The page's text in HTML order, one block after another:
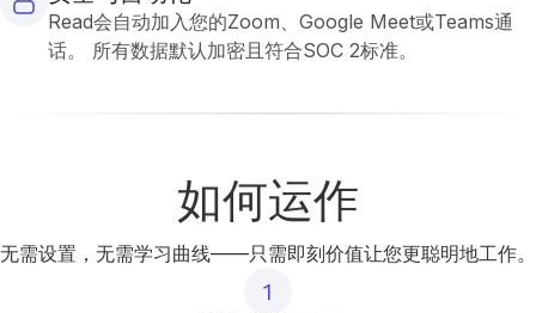
Read会自动加入您的Zoom、Google Meet或Teams通
话。 所有数据默认加密且符合SOC 2标准。
如何运作
无需设置，无需学习曲线——只需即刻价值让您更聪明地工作。
1